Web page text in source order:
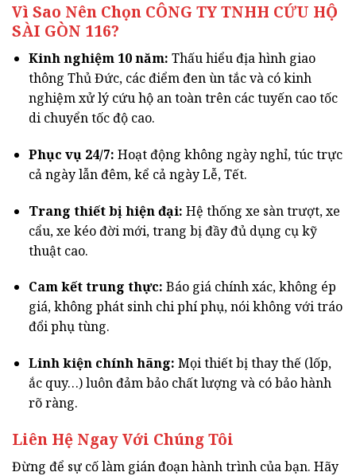
Vì Sao Nên Chọn CÔNG TY TNHH CỨU HỘ
SÀI GÒN 116?
Kinh nghiệm 10 năm: Thấu hiểu địa hình giao
thông Thủ Đức, các điểm đen ùn tắc và có kinh
nghiệm xử lý cứu hộ an toàn trên các tuyến cao tốc
di chuyển tốc độ cao.
Phục vụ 24/7: Hoạt động không ngày nghỉ, túc trực
cả ngày lẫn đêm, kể cả ngày Lễ, Tết.
Trang thiết bị hiện đại: Hệ thống xe sàn trượt, xe
cẩu, xe kéo đời mới, trang bị đầy đủ dụng cụ kỹ
thuật cao.
Cam kết trung thực: Báo giá chính xác, không ép
giá, không phát sinh chi phí phụ, nói không với tráo
đổi phụ tùng.
Linh kiện chính hãng: Mọi thiết bị thay thế (lốp,
ắc quy…) luôn đảm bảo chất lượng và có bảo hành
rõ ràng.
Liên Hệ Ngay Với Chúng Tôi
Đừng để sự cố làm gián đoạn hành trình của bạn. Hãy